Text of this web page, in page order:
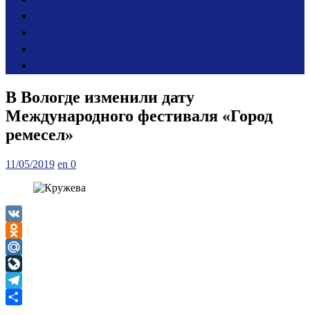
В Вологде изменили дату
Международного фестиваля «Город
ремесел»
Posted
11/05/2019Author
en 0
VK
Odnoklassniki
Mail.Ru
LiveJournal
Telegram